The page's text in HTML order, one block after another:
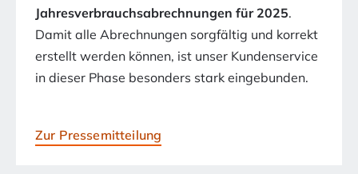
Jahresverbrauchsabrechnungen für 2025.
Damit alle Abrechnungen sorgfältig und korrekt
erstellt werden können, ist unser Kundenservice
in dieser Phase besonders stark eingebunden.
Zur Pressemitteilung